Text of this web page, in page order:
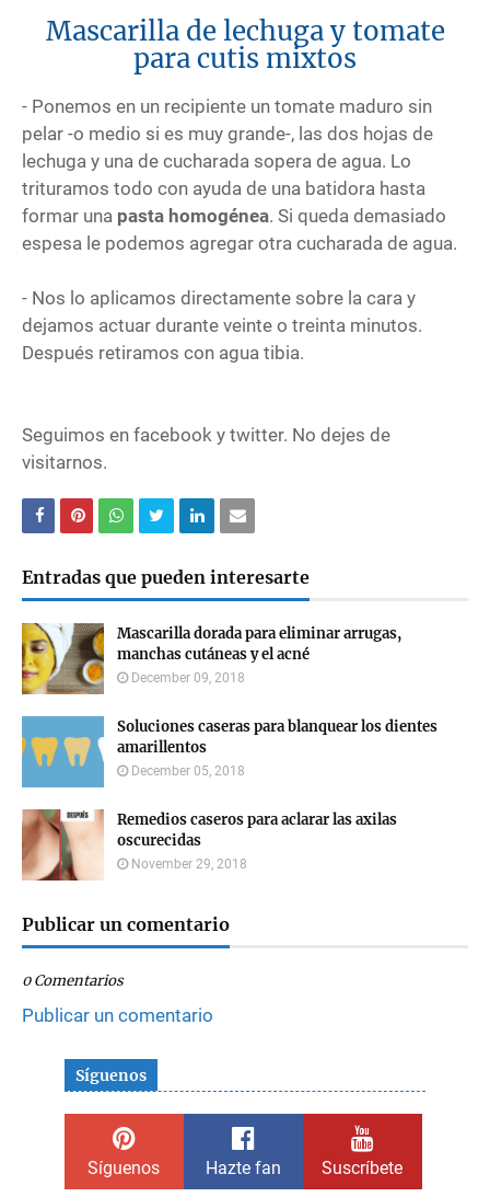
Mascarilla de lechuga y tomate
para cutis mixtos
- Ponemos en un recipiente un tomate maduro sin
pelar -o medio si es muy grande-, las dos hojas de
lechuga y una de cucharada sopera de agua. Lo
trituramos todo con ayuda de una batidora hasta
formar una pasta homogénea. Si queda demasiado
espesa le podemos agregar otra cucharada de agua.
- Nos lo aplicamos directamente sobre la cara y
dejamos actuar durante veinte o treinta minutos.
Después retiramos con agua tibia.
Seguimos en facebook y twitter. No dejes de
visitarnos.
Entradas que pueden interesarte
Mascarilla dorada para eliminar arrugas,
manchas cutáneas y el acné
December 09, 2018
Soluciones caseras para blanquear los dientes
amarillentos
December 05, 2018
Remedios caseros para aclarar las axilas
oscurecidas
November 29, 2018
Publicar un comentario
0 Comentarios
Publicar un comentario
Síguenos
Síguenos Hazte fan Suscríbete